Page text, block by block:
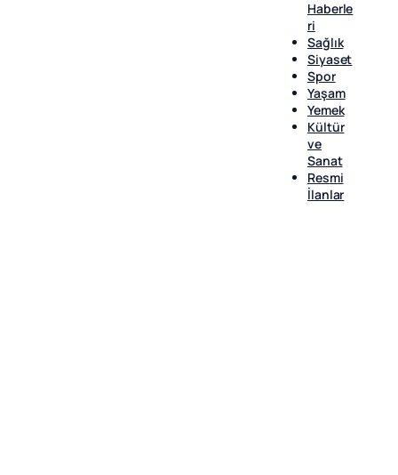
Haberle
ri
Sağlık
Siyaset
Spor
Yaşam
Yemek
Kültür
ve
Sanat
Resmi
İlanlar